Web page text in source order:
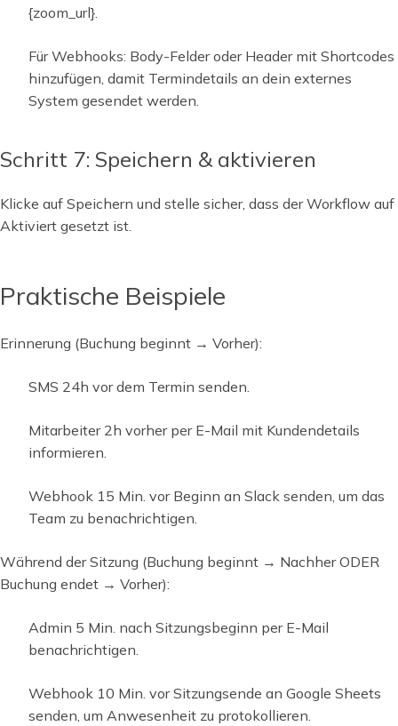
{zoom_url}.
Für Webhooks: Body-Felder oder Header mit Shortcodes
hinzufügen, damit Termindetails an dein externes
System gesendet werden.
Schritt 7: Speichern & aktivieren
Klicke auf Speichern und stelle sicher, dass der Workflow auf
Aktiviert gesetzt ist.
Praktische Beispiele
Erinnerung (Buchung beginnt → Vorher):
SMS 24h vor dem Termin senden.
Mitarbeiter 2h vorher per E-Mail mit Kundendetails
informieren.
Webhook 15 Min. vor Beginn an Slack senden, um das
Team zu benachrichtigen.
Während der Sitzung (Buchung beginnt → Nachher ODER
Buchung endet → Vorher):
Admin 5 Min. nach Sitzungsbeginn per E-Mail
benachrichtigen.
Webhook 10 Min. vor Sitzungsende an Google Sheets
senden, um Anwesenheit zu protokollieren.